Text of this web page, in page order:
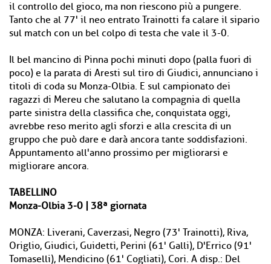
il controllo del gioco, ma non riescono più a pungere.
Tanto che al 77' il neo entrato Trainotti fa calare il sipario
sul match con un bel colpo di testa che vale il 3-0.
Il bel mancino di Pinna pochi minuti dopo (palla fuori di
poco) e la parata di Aresti sul tiro di Giudici, annunciano i
titoli di coda su Monza-Olbia. E sul campionato dei
ragazzi di Mereu che salutano la compagnia di quella
parte sinistra della classifica che, conquistata oggi,
avrebbe reso merito agli sforzi e alla crescita di un
gruppo che può dare e darà ancora tante soddisfazioni.
Appuntamento all'anno prossimo per migliorarsi e
migliorare ancora.
TABELLINO
Monza-Olbia 3-0 | 38ª giornata
MONZA: Liverani, Caverzasi, Negro (73' Trainotti), Riva,
Origlio, Giudici, Guidetti, Perini (61' Galli), D'Errico (91'
Tomaselli), Mendicino (61' Cogliati), Cori. A disp.: Del